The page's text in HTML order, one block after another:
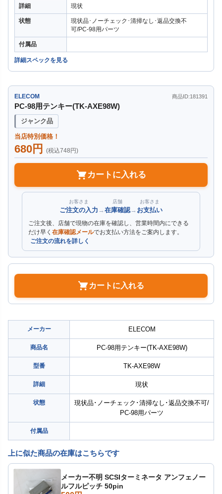
詳細 現状
状態
現状品･ノーチェック･清掃なし･返品交換不
可/PC-98用パーツ
付属品
詳細スペックを見る
ELECOM 商品ID:181391
PC-98用テンキー(TK-AXE98W)
ジャンク品
当店特別価格！
680円 (税込748円)
カートに入れる
お客さま
ご注文の入力 →
店舗
在庫確認→
お客さま
お支払い
ご注文後、店舗で現物の在庫を確認し、営業時間内にできる
だけ早く 在庫確認メールでお支払い方法をご案内します。
ご注文の流れを詳しく
カートに入れる
メーカー ELECOM
商品名 PC-98用テンキー(TK-AXE98W)
型番 TK-AXE98W
詳細 現状
状態
現状品･ノーチェック･清掃なし･返品交換不可/
PC-98用パーツ
付属品
上に似た商品の在庫はこちらです
メーカー不明 SCSIターミネータ アンフェノー
ルフルピッチ 50pin